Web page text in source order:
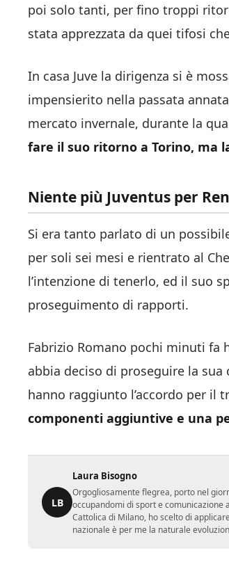
poi solo tanti, per fino troppi
stata apprezzata da quei tifosi
In casa Juve la dirigenza si è
impensierito nella passata
mercato invernale, durante la
fare il suo ritorno a Torino, ma
Niente più Juventus per
Si era tanto parlato di un
per soli sei mesi e rientrato al
l’intenzione di tenerlo, ed il suo
proseguimento di rapporti.
Fabrizio Romano pochi minuti
abbia deciso di proseguire la
hanno raggiunto l’accordo per
componenti aggiuntive e una
LB
Laura Bisogno
Orgogliosamente flegrea, porto nel
occupandomi di sport e comunicazione
Cattolica di Milano, ho scelto di
nazionale è per me la naturale